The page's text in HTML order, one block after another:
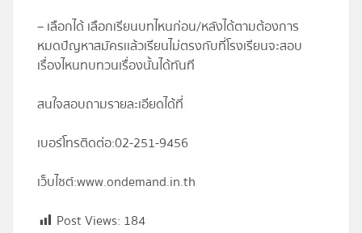
– เลือกได้ เลือกเรียนบทไหนก่อน/หลังได้ตามต้องการ
หมดปัญหาสมัครเเล้วเรียนไม่ตรงกับที่โรงเรียนจะสอบ
เรื่องไหนทบทวนเรื่องนั้นได้ทันที
สนใจสอบถามรายละเอียดได้ที่
เบอร์โทรติดต่อ:02-251-9456
เว็บไซต์:www.ondemand.in.th
Post Views: 184